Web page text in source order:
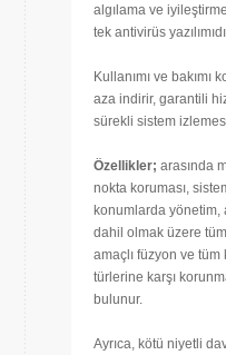
algılama ve
tek antivirüs
Kullanımı ve bakımı
aza indirir, garantili
sürekli sistem
Özellikler; arasında
nokta koruması,
konumlarda yönetim,
dahil olmak üzere tüm
amaçlı füzyon ve tüm
türlerine karşı
bulunur.
Ayrıca, kötü niyetli